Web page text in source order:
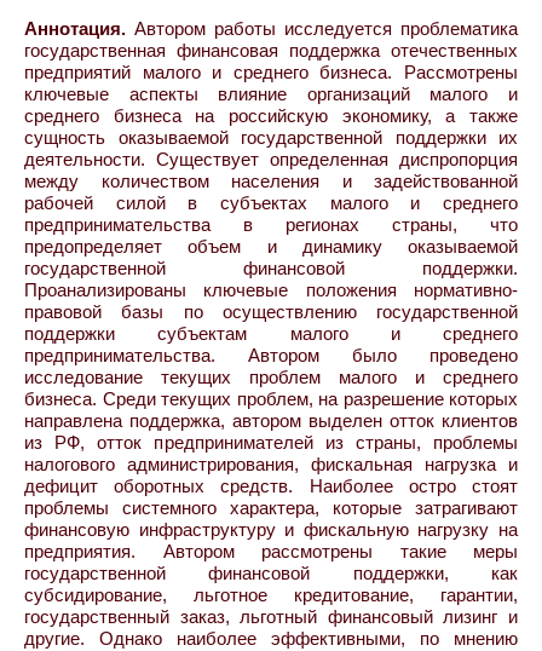
Аннотация. Автором работы исследуется проблематика
государственная финансовая поддержка отечественных
предприятий малого и среднего бизнеса. Рассмотрены
ключевые аспекты влияние организаций малого и
среднего бизнеса на российскую экономику, а также
сущность оказываемой государственной поддержки их
деятельности. Существует определенная диспропорция
между количеством населения и задействованной
рабочей силой в субъектах малого и среднего
предпринимательства в регионах страны, что
предопределяет объем и динамику оказываемой
государственной финансовой поддержки.
Проанализированы ключевые положения нормативно-
правовой базы по осуществлению государственной
поддержки субъектам малого и среднего
предпринимательства. Автором было проведено
исследование текущих проблем малого и среднего
бизнеса. Среди текущих проблем, на разрешение которых
направлена поддержка, автором выделен отток клиентов
из РФ, отток предпринимателей из страны, проблемы
налогового администрирования, фискальная нагрузка и
дефицит оборотных средств. Наиболее остро стоят
проблемы системного характера, которые затрагивают
финансовую инфраструктуру и фискальную нагрузку на
предприятия. Автором рассмотрены такие меры
государственной финансовой поддержки, как
субсидирование, льготное кредитование, гарантии,
государственный заказ, льготный финансовый лизинг и
другие. Однако наиболее эффективными, по мнению